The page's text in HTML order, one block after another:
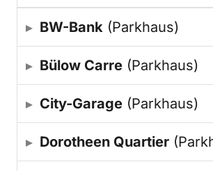
BW-Bank (Parkhaus)
Bülow Carre (Parkhaus)
City-Garage (Parkhaus)
Dorotheen Quartier